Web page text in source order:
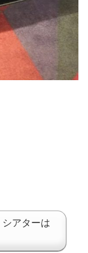
アターは